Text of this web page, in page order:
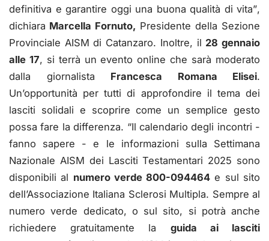
definitiva e garantire oggi una buona qualità di vita”,
dichiara Marcella Fornuto, Presidente della Sezione
Provinciale AISM di Catanzaro. Inoltre, il 28 gennaio
alle 17, si terrà un evento online che sarà moderato
dalla giornalista Francesca Romana Elisei.
Un’opportunità per tutti di approfondire il tema dei
lasciti solidali e scoprire come un semplice gesto
possa fare la differenza. “Il calendario degli incontri -
fanno sapere - e le informazioni sulla Settimana
Nazionale AISM dei Lasciti Testamentari 2025 sono
disponibili al numero verde 800-094464 e sul sito
dell’Associazione Italiana Sclerosi Multipla. Sempre al
numero verde dedicato, o sul sito, si potrà anche
richiedere gratuitamente la guida ai lasciti